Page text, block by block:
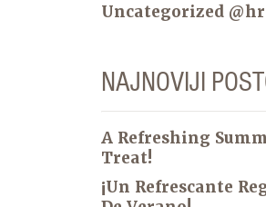
Uncategorized @hr
NAJNOVIJI
A Refreshing
Treat!
¡Un Refrescante